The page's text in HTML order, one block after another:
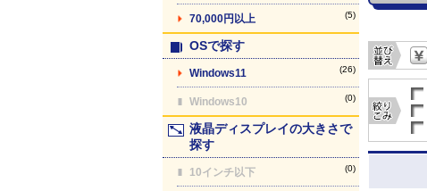
70,000円以上 (5)
OSで探す
Windows11 (26)
Windows10 (0)
液晶ディスプレイの大きさで
探す
10インチ以下 (0)